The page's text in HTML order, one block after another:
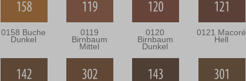
0158 Buche
Dunkel
0119
Birnbaum
Mittel
0120
Birnbaum
Dunkel
0121 Macoré
Hell